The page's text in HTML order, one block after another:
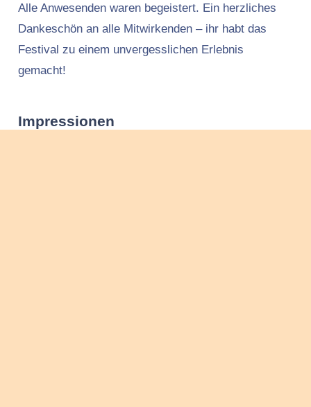
Alle Anwesenden waren begeistert. Ein herzliches
Dankeschön an alle Mitwirkenden – ihr habt das
Festival zu einem unvergesslichen Erlebnis
gemacht!
Impressionen